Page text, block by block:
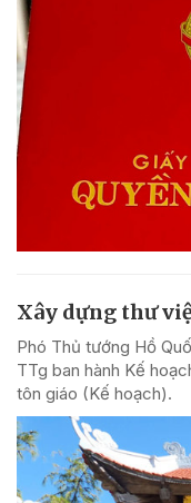
Xây dựng thư
Phó Thủ tướng Hồ
TTg ban hành Kế
tôn giáo (Kế hoạch).